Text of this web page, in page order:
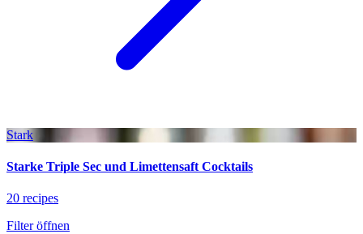
Stark
Starke Triple Sec und Limettensaft Cocktails
20 recipes
Filter öffnen